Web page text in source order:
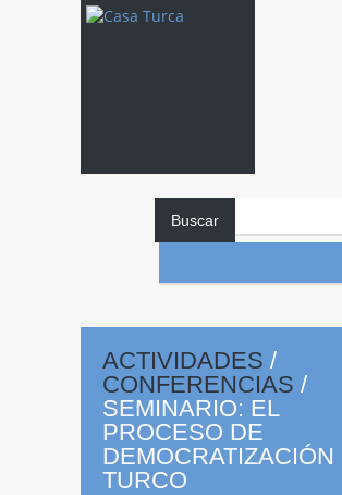
Buscar
ACTIVIDADES /
CONFERENCIAS /
SEMINARIO: EL
PROCESO DE
DEMOCRATIZACIÓN
TURCO
Seminario: